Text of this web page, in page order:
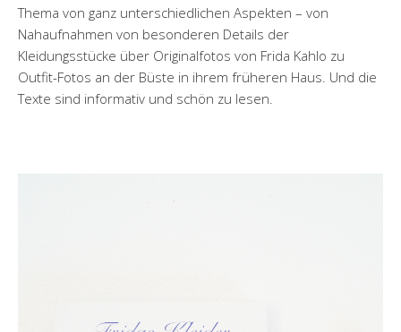
Thema von ganz unterschiedlichen Aspekten – von
Nahaufnahmen von besonderen Details der
Kleidungsstücke über Originalfotos von Frida Kahlo zu
Outfit-Fotos an der Büste in ihrem früheren Haus. Und die
Texte sind informativ und schön zu lesen.